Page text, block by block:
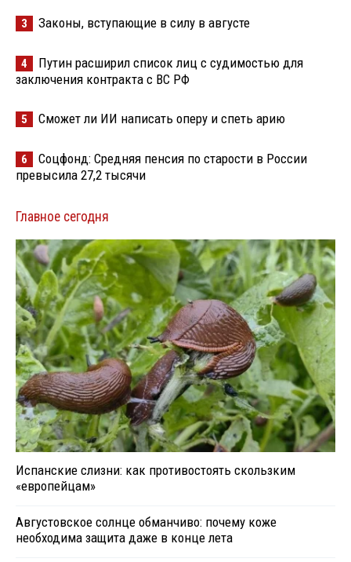
3 Законы, вступающие в силу в августе
4
Путин расширил список лиц с судимостью для
заключения контракта с ВС РФ
5 Сможет ли ИИ написать оперу и спеть арию
6
Соцфонд: Средняя пенсия по старости в России
превысила 27,2 тысячи
Главное сегодня
Испанские слизни: как противостоять скользким
«европейцам»
Августовское солнце обманчиво: почему коже
необходима защита даже в конце лета